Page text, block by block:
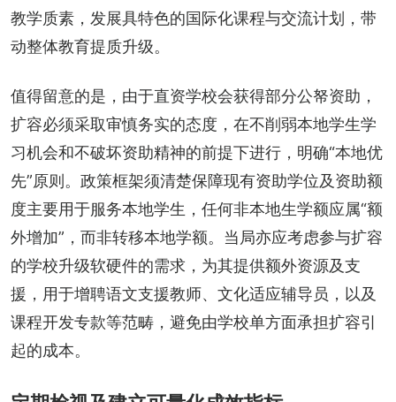
教学质素，发展具特色的国际化课程与交流计划，带
动整体教育提质升级。
值得留意的是，由于直资学校会获得部分公帑资助，
扩容必须采取审慎务实的态度，在不削弱本地学生学
习机会和不破坏资助精神的前提下进行，明确“本地优
先”原则。政策框架须清楚保障现有资助学位及资助额
度主要用于服务本地学生，任何非本地生学额应属“额
外增加”，而非转移本地学额。当局亦应考虑参与扩容
的学校升级软硬件的需求，为其提供额外资源及支
援，用于增聘语文支援教师、文化适应辅导员，以及
课程开发专款等范畴，避免由学校单方面承担扩容引
起的成本。